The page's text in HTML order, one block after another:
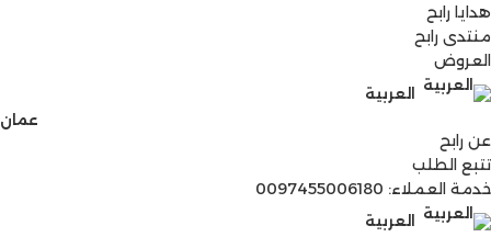
هدايا رابح
منتدى رابح
العروض
العربية
عمان
عن رابح
تتبع الطلب
خدمة العملاء: 0097455006180
العربية